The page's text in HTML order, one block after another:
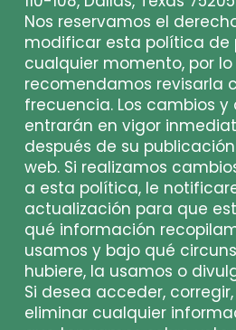
Nos reservamos el
modificar esta política de
cualquier momento, por
recomendamos revisarla
frecuencia. Los cambios
entrarán en vigor
después de su
web. Si realizamos
a esta política, le
actualización para que
qué información
usamos y bajo qué
hubiere, la usamos o
Si desea acceder,
eliminar cualquier